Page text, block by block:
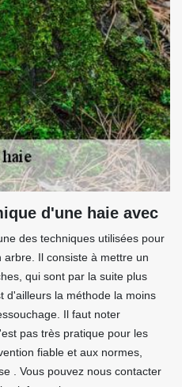
d'une haie avec
des techniques utilisées pour
Il consiste à mettre un
qui sont par la suite plus
d'ailleurs la méthode la moins
Il faut noter
pas très pratique pour les
fiable et aux normes,
. Vous pouvez nous contacter